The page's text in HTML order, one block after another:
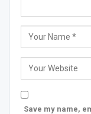
Save my name,